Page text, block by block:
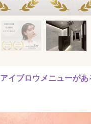
アイブロウメニューがあ